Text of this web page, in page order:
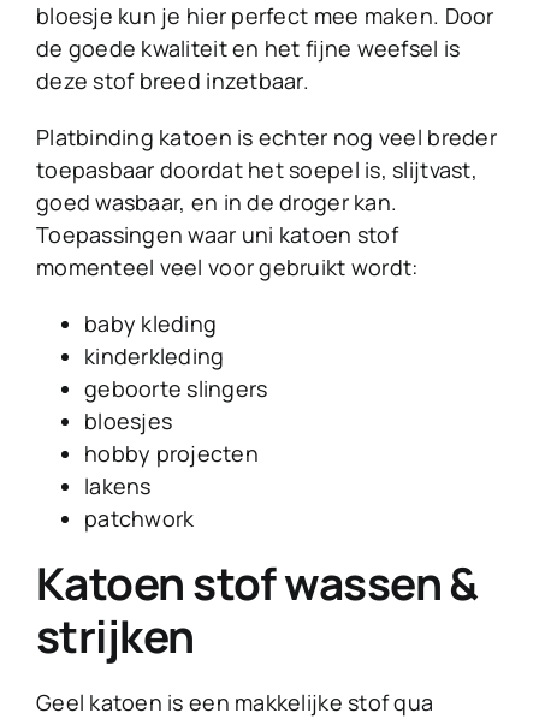
bloesje kun je hier perfect mee maken. Door
de goede kwaliteit en het fijne weefsel is
deze stof breed inzetbaar.
Platbinding katoen is echter nog veel breder
toepasbaar doordat het soepel is, slijtvast,
goed wasbaar, en in de droger kan.
Toepassingen waar uni katoen stof
momenteel veel voor gebruikt wordt:
baby kleding
kinderkleding
geboorte slingers
bloesjes
hobby projecten
lakens
patchwork
Katoen stof wassen &
strijken
Geel katoen is een makkelijke stof qua